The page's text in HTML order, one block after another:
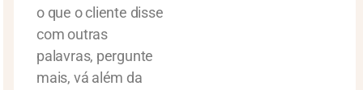
o que o cliente disse
com outras
palavras, pergunte
mais, vá além da